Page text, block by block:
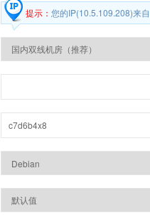
提示： 您的IP(10.5.109.208)来